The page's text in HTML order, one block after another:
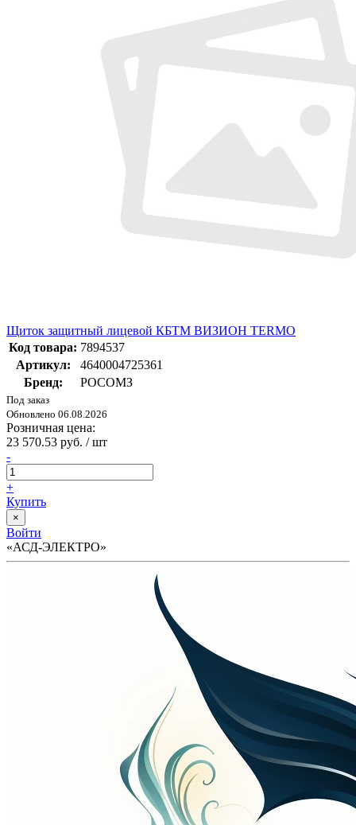
Щиток защитный лицевой КБТМ ВИЗИОН TERMO
Код товара: 7894537
Артикул:
4640004725361
Бренд:
РОСОМЗ
Под заказ
Обновлено 06.08.2026
Розничная цена:
23 570.53 руб. / шт
-
+
Купить
×
Войти
«АСД-ЭЛЕКТРО»